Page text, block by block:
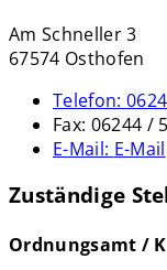
Am Schneller 3
67574 Osthofen
Telefon:
Fax: 06244 /
E-Mail: E-Mail
Zuständige
Ordnungsamt /